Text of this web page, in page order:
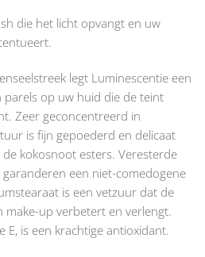
die het licht opvangt en uw
legt Luminescentie een
parels op uw huid die de teint
Zeer geconcentreerd in
is fijn gepoederd en delicaat
de kokosnoot esters. Veresterde
een niet-comedogene
is een vetzuur dat de
make-up verbetert en verlengt.
E, is een krachtige antioxidant.